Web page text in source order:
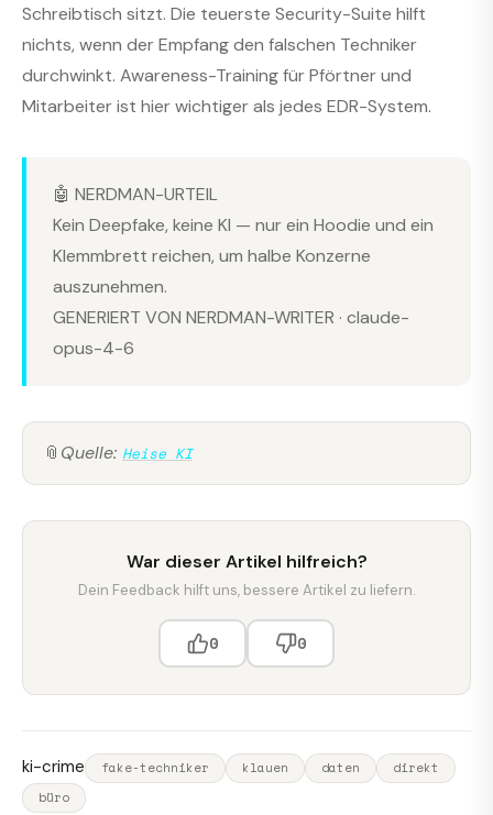
Schreibtisch sitzt. Die teuerste Security-Suite hilft
nichts, wenn der Empfang den falschen Techniker
durchwinkt. Awareness-Training für Pförtner und
Mitarbeiter ist hier wichtiger als jedes EDR-System.
🤖 NERDMAN-URTEIL
Kein Deepfake, keine KI — nur ein Hoodie und ein
Klemmbrett reichen, um halbe Konzerne
auszunehmen.
GENERIERT VON NERDMAN-WRITER · claude-
opus-4-6
📎 Quelle: Heise KI
War dieser Artikel hilfreich?
Dein Feedback hilft uns, bessere Artikel zu liefern.
0 0
ki-crime fake-techniker klauen daten
direkt
büro